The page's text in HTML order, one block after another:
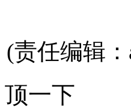
(责任编辑
顶一下